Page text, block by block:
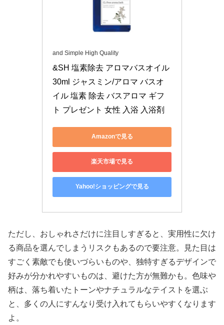
and Simple High Quality
&SH 塩素除去 アロマバスオイル
30ml ジャスミン/アロマ バスオ
イル 塩素 除去 バスアロマ ギフ
ト プレゼント 女性 入浴 入浴剤
Amazonで見る
楽天市場で見る
Yahoo!ショッピングで見る
ただし、おしゃれさだけに注目しすぎると、実用性に欠け
る商品を選んでしまうリスクもあるので要注意。見た目は
すごく素敵でも使いづらいものや、独特すぎるデザインで
好みが分かれやすいものは、避けた方が無難かも。色味や
柄は、落ち着いたトーンやナチュラルなテイストを選ぶ
と、多くの人にすんなり受け入れてもらいやすくなります
よ。